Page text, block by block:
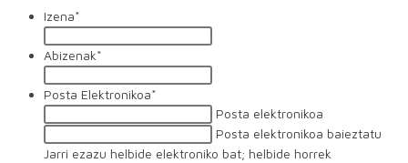
Izena*
Abizenak*
Posta Elektronikoa*
Posta elektronikoa
Posta elektronikoa baieztatu
Jarri ezazu helbide elektroniko bat; helbide horrek